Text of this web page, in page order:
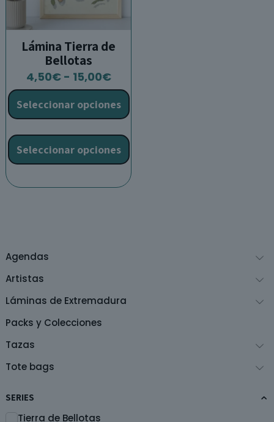
Agendas
Artistas
Láminas de Extremadura
Packs y Colecciones
Tazas
Tote bags
SERIES
Tierra de Bellotas
Lámina Tierra de
Bellotas
4,50€ - 15,00€Rango
de
precios:
desde
4,50€
hasta
15,00€
Seleccionar opciones
Seleccionar opciones
producto
tiene
múltiples